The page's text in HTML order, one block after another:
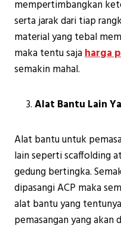
mempertimbangkan
serta jarak dari tiap
material yang tebal
maka tentu sajaharga
semakin mahal.
Alat Bantu Lain
Alat bantu untuk
lain seperti scaffolding
gedung bertingka.
dipasangi ACP maka
alat bantu yang
pemasangan yang akan